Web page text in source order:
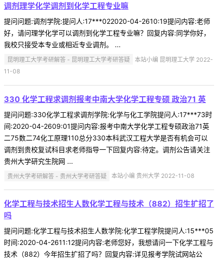
调剂理学化学调剂到化学工程专业嘛
提问问题:调剂学院:提问人:17***022020-04-2610:19提问内容:老师
好，请问理学化学可以调剂到化学工程专业嘛？回复内容:同学你好，
我校只接受本专业或相近专业调剂。 ...
昆明理工大学考研解答 - 昆明理工大学考研答疑
本站小编 昆明理工大学 2022-
11-08
330 化学工程求调剂报考中南大学化学工程专硕 政治71 英
提问问题:330化学工程求调剂学院:化学与化工学院提问人:17***73时
间:2020-04-2609:01提问内容:报考中南大学化学工程专硕政治71英
二75数二74化工原理110总分330本科武汉工程大学是否有机会可以
调剂到贵校复试科目求老师指导一下回复内容:待定。调剂公告请关注
贵州大学研究生院网 ...
贵州大学考研解答 - 贵州大学考研答疑 本站小编 贵州大学 2022-11-08
化学工程与技术招生人数化学工程与技术（882）招生扩招了
吗
提问问题:化学工程与技术招生人数学院:化学工程学院提问人:15***05
时间:2020-04-2611:12提问内容:老师您好，我想请问一下化学工程与
技术（882）今年招生扩招了吗？回复内容:详见报考学院试网站公